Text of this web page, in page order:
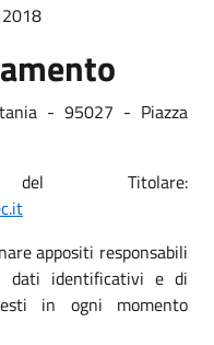
- 95027 - Piazza
Titolare:
appositi responsabili
identificativi e di
in ogni momento